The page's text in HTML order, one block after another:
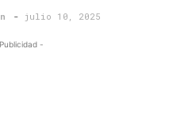
- julio 10, 2025
-